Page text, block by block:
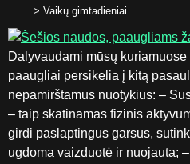
> Vaikų gimtadieniai
Dalyvaudami mūsų
paaugliai persikelia į kitą
nepamirštamus nuotykius: –
– taip skatinamas fizinis
girdi paslaptingus garsus,
ugdoma vaizduotė ir nuojauta;